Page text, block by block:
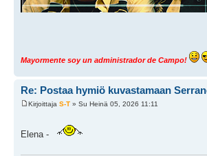
Mayormente soy un administrador de Campo!
Re: Postaa hymiö kuvastamaan
Kirjoittaja S-T » Su Heinä 05, 2026 11:11
Elena -